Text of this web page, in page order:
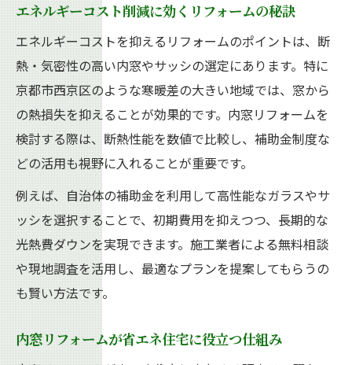
エネルギーコスト削減に効くリフォームの秘訣
エネルギーコストを抑えるリフォームのポイントは、断
熱・気密性の高い内窓やサッシの選定にあります。特に
京都市西京区のような寒暖差の大きい地域では、窓から
の熱損失を抑えることが効果的です。内窓リフォームを
検討する際は、断熱性能を数値で比較し、補助金制度な
どの活用も視野に入れることが重要です。
例えば、自治体の補助金を利用して高性能なガラスやサ
ッシを選択することで、初期費用を抑えつつ、長期的な
光熱費ダウンを実現できます。施工業者による無料相談
や現地調査を活用し、最適なプランを提案してもらうの
も賢い方法です。
内窓リフォームが省エネ住宅に役立つ仕組み